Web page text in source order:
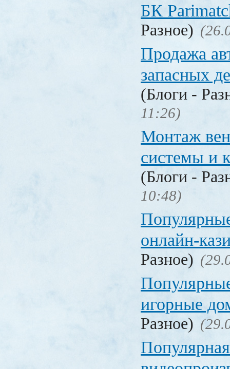
БК
Разное)
Продажа
запасных
(Блоги -
11:26)
Монтаж
системы и
(Блоги -
10:48)
онлайн-
Разное)
игорные
Разное)